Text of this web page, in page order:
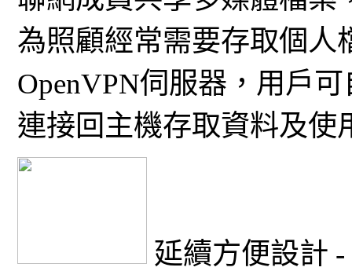
為照顧經常需要存取個人
OpenVPN伺服器，用戶
連接回主機存取資料及
延續方便設計